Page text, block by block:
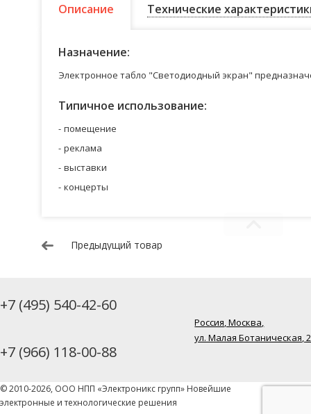
Описание Технические
Назначение:
Электронное табло "Светодиодный экран"
Типичное использование:
помещение
реклама
выставки
концерты
Предыдущий товар
+7 (495) 540-42-60
+7 (966) 118-00-88
Россия, Москва,
ул. Малая Ботаническая,
© 2010-2026, ООО НПП «Электроникс групп» Новейшие
электронные и технологические решения